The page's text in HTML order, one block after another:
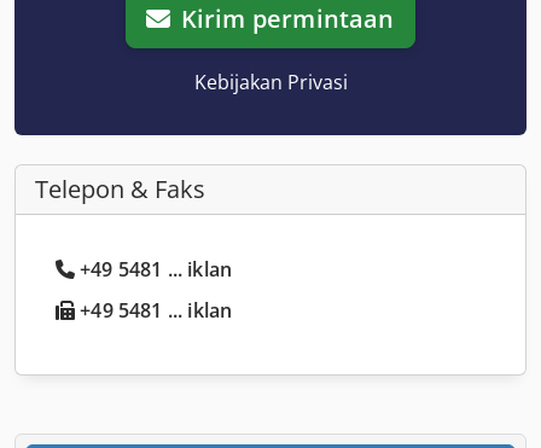
Kirim permintaan
Kebijakan Privasi
Telepon & Faks
+49 5481 ... iklan
+49 5481 ... iklan